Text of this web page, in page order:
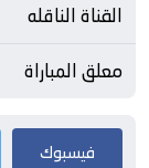
القناة الناقله
معلق المباراة
فيسبوك